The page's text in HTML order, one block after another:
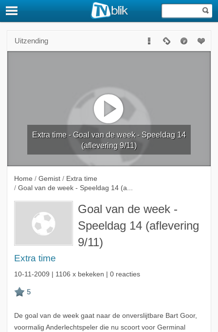
Uitzending
Extra time - Goal van de week - Speeldag 14
(aflevering 9/11)
Home / Gemist / Extra time
/ Goal van de week - Speeldag 14 (a...
Goal van de week -
Speeldag 14 (aflevering
9/11)
Extra time
10-11-2009 | 1106 x bekeken | 0 reacties
De goal van de week gaat naar de onverslijtbare Bart Goor,
voormalig Anderlechtspeler die nu scoort voor Germinal